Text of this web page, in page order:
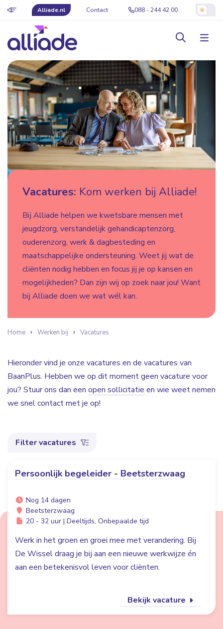
Alliade.nl Contact 088 - 244 42 00
Vacatures: Kom werken bij Alliade!
Bij Alliade helpen we kwetsbare mensen met
jeugdzorg, verstandelijk gehandicaptenzorg,
ouderenzorg, werk & dagbesteding en
maatschappelijke ondersteuning. Weet jij wat de
cliënten nodig hebben en focus jij je op kansen en
mogelijkheden? Dan zijn wij op zoek naar jou! Want
bij Alliade doen we wat wél kan.
Home Werken bij Vacatures
Hieronder vind je onze vacatures en de vacatures van
BaanPlus. Hebben we op dit moment geen vacature voor
jou? Stuur ons dan een open sollicitatie en wie weet nemen
we snel contact met je op!
Filter vacatures
Persoonlijk begeleider - Beetsterzwaag
Nog 14 dagen
Beetsterzwaag
20 - 32 uur | Deeltijds, Onbepaalde tijd
Werk in het groen en groei mee met verandering. Bij
De Wissel draag je bij aan een nieuwe werkwijze én
aan een betekenisvol leven voor cliënten.
Bekijk vacature